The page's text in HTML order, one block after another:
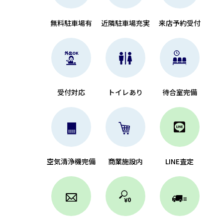
無料駐車場有 近隣駐車場充実 来店予約受付
受付対応 トイレあり 待合室完備
空気清浄機完備 商業施設内 LINE査定